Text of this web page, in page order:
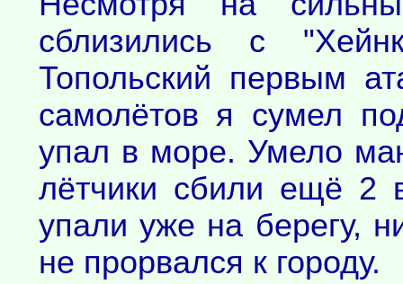
сблизились с
Топольский первым
самолётов я сумел
упал в море. Умело
лётчики сбили ещё 2
упали уже на берегу,
не прорвался к городу.